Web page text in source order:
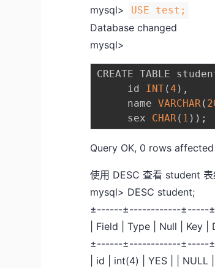
mysql>
USE test;
Database changed
mysql>
CREATE TABLE
     id
INT(4 ) ,
     name
VARCHAR(
     sex
CHAR( 1 ) ) ;
Query OK, 0 rows
使用 DESC 查看 student 表
mysql> DESC student;
±------±------------±-----
| Field | Type | Null | Key |
±------±------------±-----
| id | int(4) | YES | | NULL | |